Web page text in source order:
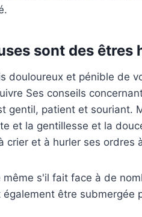
sont des êtres
douloureux et pénible de
Ses conseils
gentil, patient et souriant.
et la gentillesse et la
crier et à hurler ses ordres
même s'il fait face à de
être submergée